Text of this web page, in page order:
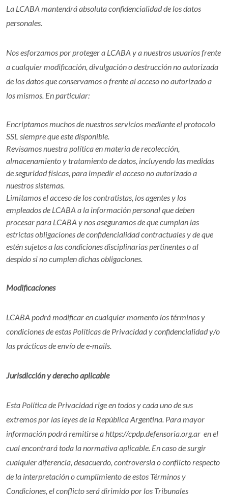
La LCABA mantendrá absoluta confidencialidad de los datos
personales.
Nos esforzamos por proteger a LCABA y a nuestros usuarios frente
a cualquier modificación, divulgación o destrucción no autorizada
de los datos que conservamos o frente al acceso no autorizado a
los mismos. En particular:
Encriptamos muchos de nuestros servicios mediante el protocolo
SSL siempre que este disponible.
Revisamos nuestra política en materia de recolección,
almacenamiento y tratamiento de datos, incluyendo las medidas
de seguridad físicas, para impedir el acceso no autorizado a
nuestros sistemas.
Limitamos el acceso de los contratistas, los agentes y los
empleados de LCABA a la información personal que deben
procesar para LCABA y nos aseguramos de que cumplan las
estrictas obligaciones de confidencialidad contractuales y de que
estén sujetos a las condiciones disciplinarias pertinentes o al
despido si no cumplen dichas obligaciones.
Modificaciones
LCABA podrá modificar en cualquier momento los términos y
condiciones de estas Políticas de Privacidad y confidencialidad y/o
las prácticas de envío de e-mails.
Jurisdicción y derecho aplicable
Esta Política de Privacidad rige en todos y cada uno de sus
extremos por las leyes de la República Argentina. Para mayor
información podrá remitirse a https://cpdp.defensoria.org.ar en el
cual encontrará toda la normativa aplicable. En caso de surgir
cualquier diferencia, desacuerdo, controversia o conflicto respecto
de la interpretación o cumplimiento de estos Términos y
Condiciones, el conflicto será dirimido por los Tribunales